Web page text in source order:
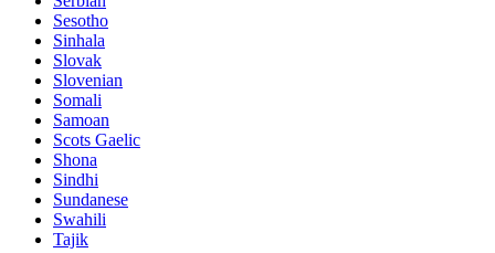
Sesotho
Sinhala
Slovak
Slovenian
Somali
Samoan
Scots Gaelic
Shona
Sindhi
Sundanese
Swahili
Tajik